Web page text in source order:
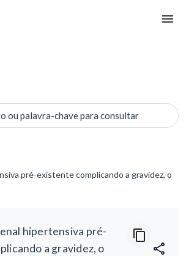
ou palavra-chave para consultar
pré-existente complicando a gravidez, o
hipertensiva pré-
a gravidez, o